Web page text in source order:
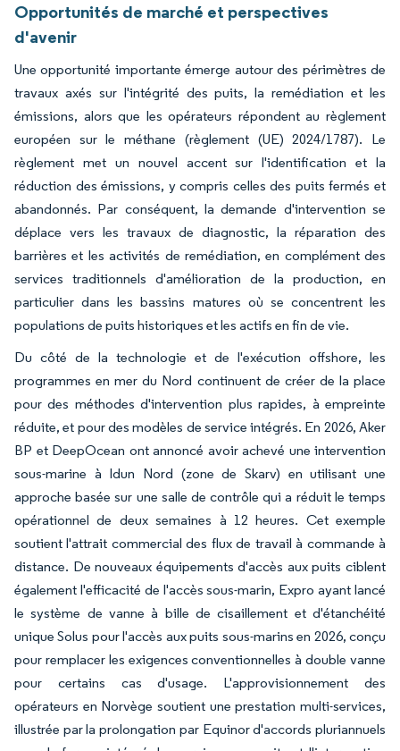
Opportunités de marché et perspectives
d'avenir
Une opportunité importante émerge autour des périmètres de
travaux axés sur l'intégrité des puits, la remédiation et les
émissions, alors que les opérateurs répondent au règlement
européen sur le méthane (règlement (UE) 2024/1787). Le
règlement met un nouvel accent sur l'identification et la
réduction des émissions, y compris celles des puits fermés et
abandonnés. Par conséquent, la demande d'intervention se
déplace vers les travaux de diagnostic, la réparation des
barrières et les activités de remédiation, en complément des
services traditionnels d'amélioration de la production, en
particulier dans les bassins matures où se concentrent les
populations de puits historiques et les actifs en fin de vie.
Du côté de la technologie et de l'exécution offshore, les
programmes en mer du Nord continuent de créer de la place
pour des méthodes d'intervention plus rapides, à empreinte
réduite, et pour des modèles de service intégrés. En 2026, Aker
BP et DeepOcean ont annoncé avoir achevé une intervention
sous-marine à Idun Nord (zone de Skarv) en utilisant une
approche basée sur une salle de contrôle qui a réduit le temps
opérationnel de deux semaines à 12 heures. Cet exemple
soutient l'attrait commercial des flux de travail à commande à
distance. De nouveaux équipements d'accès aux puits ciblent
également l'efficacité de l'accès sous-marin, Expro ayant lancé
le système de vanne à bille de cisaillement et d'étanchéité
unique Solus pour l'accès aux puits sous-marins en 2026, conçu
pour remplacer les exigences conventionnelles à double vanne
pour certains cas d'usage. L'approvisionnement des
opérateurs en Norvège soutient une prestation multi-services,
illustrée par la prolongation par Equinor d'accords pluriannuels